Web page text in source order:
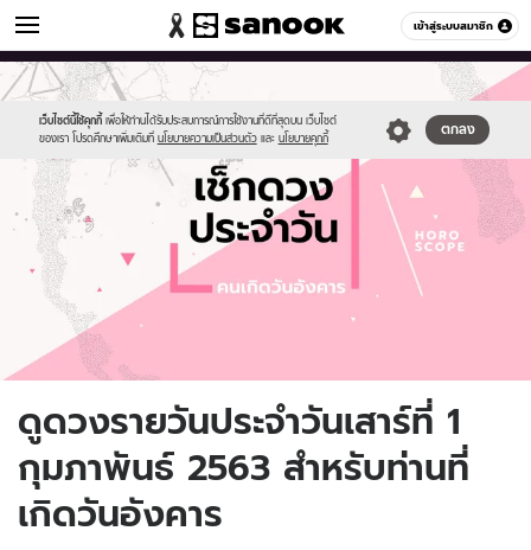
เข้าสู่ระบบสมาชิก
ดูดวง หมวดอื่นๆ
เว็บไซต์นี้ใช้คุกกี้ เพื่อให้ท่านได้รับประสบการณ์การใช้งานที่ดีที่สุดบน เว็บไซต์
ของเรา โปรดศึกษาเพิ่มเติมที่ นโยบายความเป็นส่วนตัว และ นโยบายคุกกี้
ตกลง
Sanook
//s.isanook.com/sr/0/images/logo-
new-
sanook.png
600
60
//s.isanook.com/ho/0/ud/fxd/day/daily-
horoscope-
tuesday.jpg
ดูดวงรายวันประจำวันเสาร์ที่ 1
กุมภาพันธ์ 2563 สำหรับท่านที่
เกิดวันอังคาร